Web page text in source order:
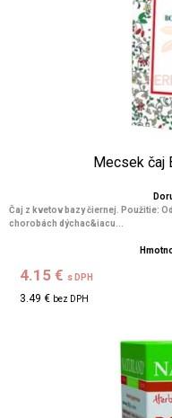
Mecsek čaj
Čaj z kvetov bazy čiernej. Použitie:
chorobách dýchac&iacu...
4.15 € s DPH
3.49 € bez DPH